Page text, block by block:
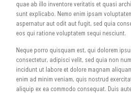
quae ab illo inventore veritatis et quasi
sunt explicabo. Nemo enim ipsam
aspernatur aut odit aut fugit, sed quia
eos qui ratione voluptatem sequi nesciunt.
Neque porro quisquam est, qui dolorem
consectetur, adipisci velit, sed quia non
incidunt ut labore et dolore magnam
enim ad minim veniam, quis nostrud
aliquip ex ea commodo consequat. Duis